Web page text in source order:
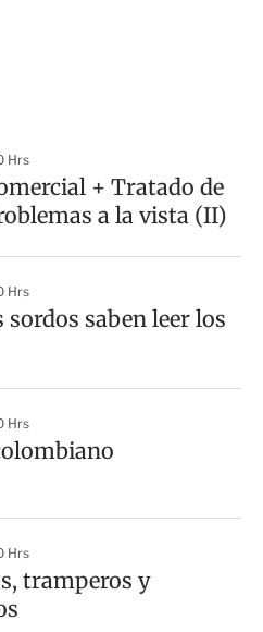
Hrs
+ Tratado de
a la vista (II)
Hrs
sordos saben leer los
Hrs
Hrs
tramperos y